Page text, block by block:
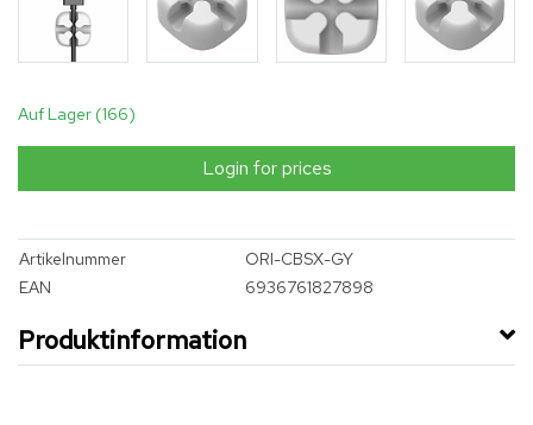
Auf Lager (166)
Login for prices
Artikelnummer
ORI-CBSX-GY
EAN
6936761827898
Produktinformation